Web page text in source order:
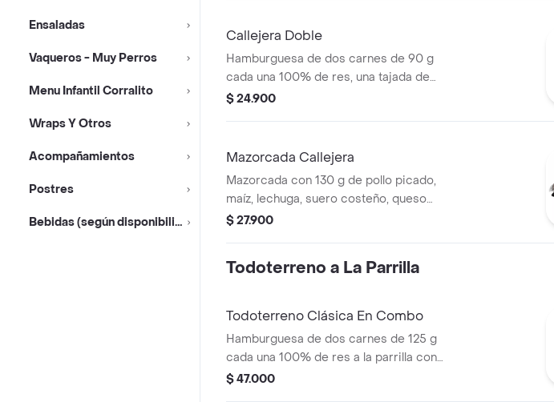
Ensaladas
Vaqueros - Muy Perros
Menu Infantil Corralito
Wraps Y Otros
Acompañamientos
Postres
Bebidas (según disponibilidad)
Callejera Doble
Hamburguesa de dos carnes de 90 g
cada una 100% de res, una tajada de
queso tipo mozzarella, papas callejera,
$ 24.900
Mazorcada Callejera
Mazorcada con 130 g de pollo picado,
maíz, lechuga, suero costeño, queso
costeño, salsa BBQ, salsa Corral, salsa
$ 27.900
Todoterreno a La Parrilla
Todoterreno Clásica En Combo
Hamburguesa de dos carnes de 125 g
cada una 100% de res a la parrilla con
salsa bbq, queso mozzarella, lechuga,
$ 47.000